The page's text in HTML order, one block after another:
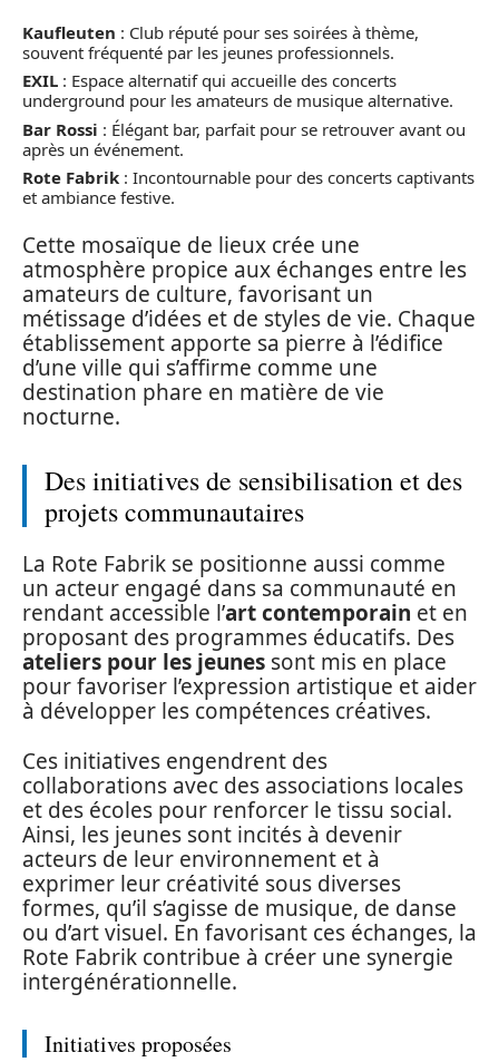
Kaufleuten : Club réputé pour ses soirées à thème,
souvent fréquenté par les jeunes professionnels.
EXIL : Espace alternatif qui accueille des concerts
underground pour les amateurs de musique alternative.
Bar Rossi : Élégant bar, parfait pour se retrouver avant ou
après un événement.
Rote Fabrik : Incontournable pour des concerts captivants
et ambiance festive.
Cette mosaïque de lieux crée une
atmosphère propice aux échanges entre les
amateurs de culture, favorisant un
métissage d’idées et de styles de vie. Chaque
établissement apporte sa pierre à l’édifice
d’une ville qui s’affirme comme une
destination phare en matière de vie
nocturne.
Des initiatives de sensibilisation et des
projets communautaires
La Rote Fabrik se positionne aussi comme
un acteur engagé dans sa communauté en
rendant accessible l’art contemporain et en
proposant des programmes éducatifs. Des
ateliers pour les jeunes sont mis en place
pour favoriser l’expression artistique et aider
à développer les compétences créatives.
Ces initiatives engendrent des
collaborations avec des associations locales
et des écoles pour renforcer le tissu social.
Ainsi, les jeunes sont incités à devenir
acteurs de leur environnement et à
exprimer leur créativité sous diverses
formes, qu’il s’agisse de musique, de danse
ou d’art visuel. En favorisant ces échanges, la
Rote Fabrik contribue à créer une synergie
intergénérationnelle.
Initiatives proposées